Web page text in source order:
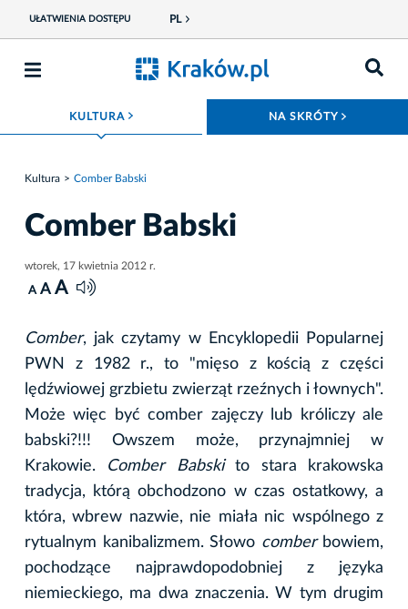
UŁATWIENIA DOSTĘPU PL
KULTURA ROZWIŃ MENU NA SKRÓTY
Kultura Comber Babski
Comber Babski
wtorek, 17 kwietnia 2012 r.
A A A
Comber, jak czytamy w Encyklopedii Popularnej
PWN z 1982 r., to "mięso z kością z części
lędźwiowej grzbietu zwierząt rzeźnych i łownych".
Może więc być comber zajęczy lub króliczy ale
babski?!!! Owszem może, przynajmniej w
Krakowie. Comber Babskito stara krakowska
tradycja, którą obchodzono w czas ostatkowy, a
która, wbrew nazwie, nie miała nic wspólnego z
rytualnym kanibalizmem. Słowo comberbowiem,
pochodzące najprawdopodobniej z języka
niemieckiego, ma dwa znaczenia. W tym drugim